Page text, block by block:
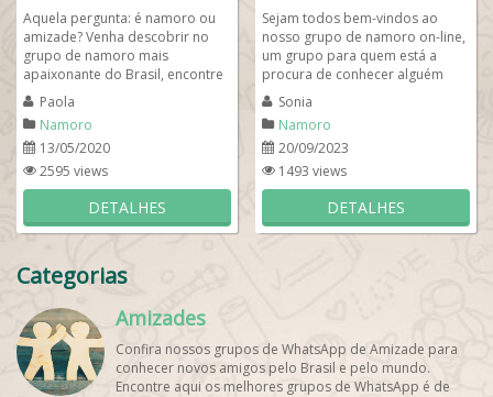
Aquela pergunta: é namoro ou
amizade? Venha descobrir no
grupo de namoro mais
apaixonante do Brasil, encontre
um crush e viva um romance
intenso. Compartilhe...
Paola
Namoro
13/05/2020
2595 views
DETALHES
Sejam todos bem-vindos ao
nosso grupo de namoro on-line,
um grupo para quem está a
procura de conhecer alguém
especial para ter bons
momentos a dois. Somos um...
Sonia
Namoro
20/09/2023
1493 views
DETALHES
Categorias
Amizades
Confira nossos grupos de WhatsApp de Amizade para
conhecer novos amigos pelo Brasil e pelo mundo.
Encontre aqui os melhores grupos de WhatsApp é de